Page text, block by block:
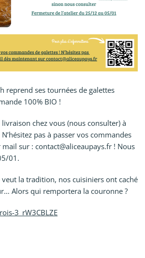
reprend ses tournées de galettes
100% BIO !
livraison chez vous (nous consulter) à
pas à passer vos commandes
sur : contact@aliceaupays.fr ! Nous
01.
la tradition, nos cuisiniers ont caché
Alors qui remportera la couronne ?
3_rW3CBLZE